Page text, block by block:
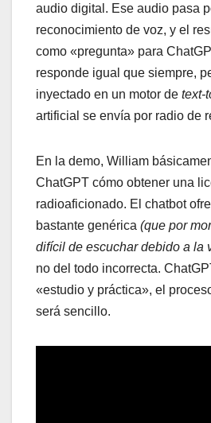
audio digital. Ese audio pasa
reconocimiento de voz, y el
como «pregunta» para
responde igual que siempre,
inyectado en un motor de text-
artificial se envía por radio de
En la demo, William
ChatGPT cómo obtener una
radioaficionado. El chatbot
bastante genérica (que por
difícil de escuchar debido a la
no del todo incorrecta.
«estudio y práctica», el
será sencillo.